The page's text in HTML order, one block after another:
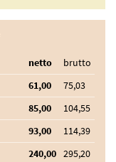
netto
brutto
61,00
75,03
85,00
104,55
93,00
114,39
240,00 295,20